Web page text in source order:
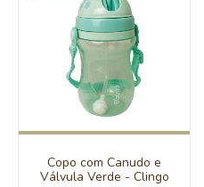
Copo com Canudo e
Válvula Verde - Clingo